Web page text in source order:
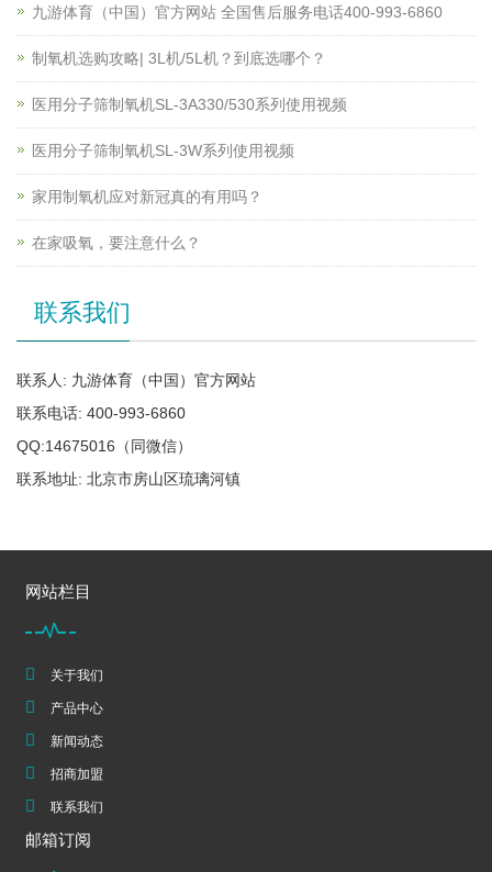
九游体育（中国）官方网站 全国售后服务电话400-993-6860
制氧机选购攻略| 3L机/5L机？到底选哪个？
医用分子筛制氧机SL-3A330/530系列使用视频
医用分子筛制氧机SL-3W系列使用视频
家用制氧机应对新冠真的有用吗？
在家吸氧，要注意什么？
联系我们
联系人: 九游体育（中国）官方网站
联系电话: 400-993-6860
QQ:14675016（同微信）
联系地址: 北京市房山区琉璃河镇
网站栏目
关于我们
产品中心
新闻动态
招商加盟
联系我们
邮箱订阅